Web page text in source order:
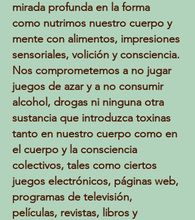
mirada profunda en la forma
como nutrimos nuestro cuerpo y
mente con alimentos, impresiones
sensoriales, volición y consciencia.
Nos comprometemos a no jugar
juegos de azar y a no consumir
alcohol, drogas ni ninguna otra
sustancia que introduzca toxinas
tanto en nuestro cuerpo como en
el cuerpo y la consciencia
colectivos, tales como ciertos
juegos electrónicos, páginas web,
programas de televisión,
películas, revistas, libros y